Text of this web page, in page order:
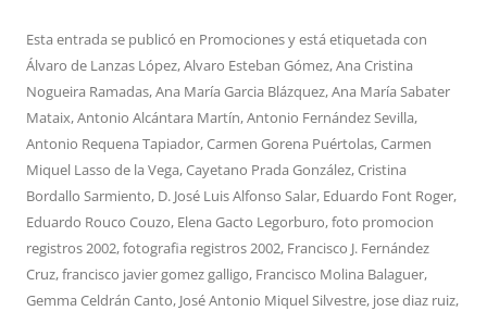
Esta entrada se publicó en Promocionesy está etiquetada con
Álvaro de Lanzas López,Alvaro Esteban Gómez,Ana Cristina
Nogueira Ramadas,Ana María Garcia Blázquez,Ana María Sabater
Mataix,Antonio Alcántara Martín,Antonio Fernández Sevilla,
Antonio Requena Tapiador,Carmen Gorena Puértolas,Carmen
Miquel Lasso de la Vega,Cayetano Prada González,Cristina
Bordallo Sarmiento, D. José Luis Alfonso Salar, Eduardo Font Roger,
Eduardo Rouco Couzo, Elena Gacto Legorburo,foto promocion
registros 2002,fotografia registros 2002, Francisco J. Fernández
Cruz,francisco javier gomez galligo, Francisco Molina Balaguer,
Gemma Celdrán Canto, José Antonio Miquel Silvestre, jose diaz ruiz,